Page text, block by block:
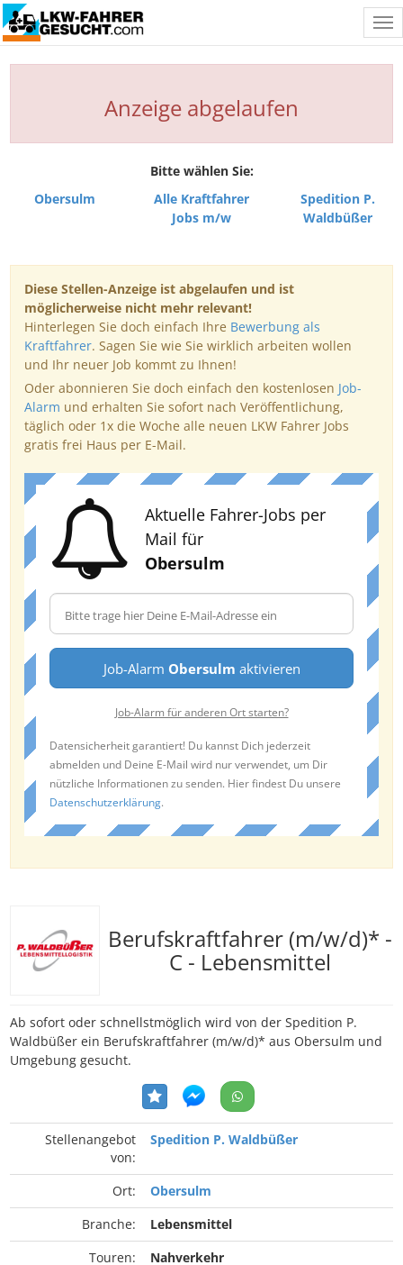
Anzeige abgelaufen
Bitte wählen Sie:
Obersulm
Alle Kraftfahrer
Jobs m/w
Spedition P.
Waldbüßer
Diese Stellen-Anzeige ist abgelaufen und ist
möglicherweise nicht mehr relevant!
Hinterlegen Sie doch einfach Ihre Bewerbung als
Kraftfahrer. Sagen Sie wie Sie wirklich arbeiten wollen
und Ihr neuer Job kommt zu Ihnen!
Oder abonnieren Sie doch einfach den kostenlosen Job-
Alarm und erhalten Sie sofort nach Veröffentlichung,
täglich oder 1x die Woche alle neuen LKW Fahrer Jobs
gratis frei Haus per E-Mail.
Aktuelle Fahrer-Jobs per
Mail für
Obersulm
Job-Alarm Obersulm aktivieren
Job-Alarm für anderen Ort starten?
Datensicherheit garantiert! Du kannst Dich jederzeit
abmelden und Deine E-Mail wird nur verwendet, um Dir
nützliche Informationen zu senden. Hier findest Du unsere
Datenschutzerklärung.
Berufskraftfahrer (m/w/d)* -
C - Lebensmittel
Ab sofort oder schnellstmöglich wird von der Spedition P.
Waldbüßer ein Berufskraftfahrer (m/w/d)* aus Obersulm und
Umgebung gesucht.
Stellenangebot
von:
Spedition P. Waldbüßer
Ort:
Obersulm
Branche:
Lebensmittel
Touren:
Nahverkehr